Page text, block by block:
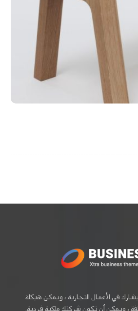
في الأعمال التجارية ، ويمكن هيكلة
، ويمكن أن تكون شركتك ملكية فردية.